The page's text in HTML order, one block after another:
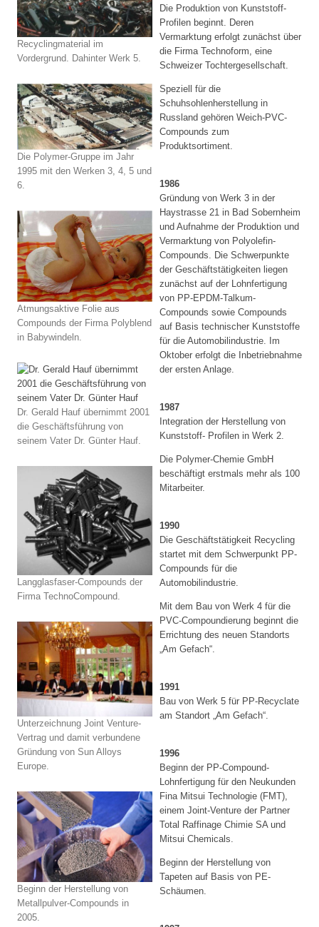
Recyclingmaterial im
Vordergrund. Dahinter Werk 5.
Die Polymer-Gruppe im Jahr
1995 mit den Werken 3, 4, 5 und
6.
Atmungsaktive Folie aus
Compounds der Firma Polyblend
in Babywindeln.
Dr. Gerald Hauf übernimmt 2001
die Geschäftsführung von
seinem Vater Dr. Günter Hauf.
Langglasfaser-Compounds der
Firma TechnoCompound.
Unterzeichnung Joint Venture-
Vertrag und damit verbundene
Gründung von Sun Alloys
Europe.
Beginn der Herstellung von
Metallpulver-Compounds in
2005.
Die Produktion von Kunststoff-
Profilen beginnt. Deren
Vermarktung erfolgt zunächst über
die Firma Technoform, eine
Schweizer Tochtergesellschaft.
Speziell für die
Schuhsohlenherstellung in
Russland gehören Weich-PVC-
Compounds zum
Produktsortiment.
1986
Gründung von Werk 3 in der
Haystrasse 21 in Bad Sobernheim
und Aufnahme der Produktion und
Vermarktung von Polyolefin-
Compounds. Die Schwerpunkte
der Geschäftstätigkeiten liegen
zunächst auf der Lohnfertigung
von PP-EPDM-Talkum-
Compounds sowie Compounds
auf Basis technischer Kunststoffe
für die Automobilindustrie. Im
Oktober erfolgt die Inbetriebnahme
der ersten Anlage.
1987
Integration der Herstellung von
Kunststoff- Profilen in Werk 2.
Die Polymer-Chemie GmbH
beschäftigt erstmals mehr als 100
Mitarbeiter.
1990
Die Geschäftstätigkeit Recycling
startet mit dem Schwerpunkt PP-
Compounds für die
Automobilindustrie.
Mit dem Bau von Werk 4 für die
PVC-Compoundierung beginnt die
Errichtung des neuen Standorts
„Am Gefach“.
1991
Bau von Werk 5 für PP-Recyclate
am Standort „Am Gefach“.
1996
Beginn der PP-Compound-
Lohnfertigung für den Neukunden
Fina Mitsui Technologie (FMT),
einem Joint-Venture der Partner
Total Raffinage Chimie SA und
Mitsui Chemicals.
Beginn der Herstellung von
Tapeten auf Basis von PE-
Schäumen.